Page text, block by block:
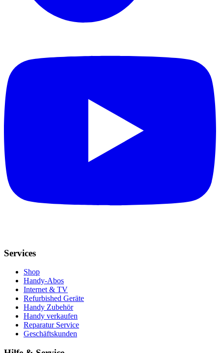
Services
Shop
Handy-Abos
Internet & TV
Refurbished Geräte
Handy Zubehör
Handy verkaufen
Reparatur Service
Geschäftskunden